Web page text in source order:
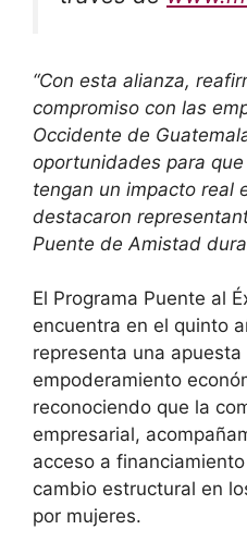
“Con esta alianza,
compromiso con las
Occidente de
oportunidades para
tengan un impacto real
destacaron
Puente de Amistad
El Programa Puente al
encuentra en el quinto
representa una
empoderamiento
reconociendo que la
empresarial,
acceso a
cambio estructural en
por mujeres.